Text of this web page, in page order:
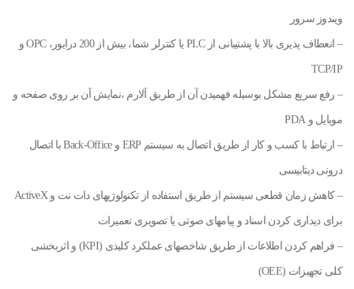
ویندوز سرور
– انعطاف پذیری بالا با پشتیبانی از PLC یا کنترلر شما، بیش از 200 درایور، OPC و
TCP/IP
– رفع سریع مشکل بوسیله فهمیدن آن از طریق آلارم ،نمایش آن بر روی صفحه و
موبایل و PDA
– ارتباط با کسب و کار از طریق اتصال به سیستم ERP و Back-Office با اتصال
درونی دیتابیسی
– کاهش زمان قطعی سیستم از طریق استفاده از تکنولوژیهای دات نت و ActiveX
برای دیداری کردن اسناد و پیامهای صوتی یا تصویری تعمیرات
– فراهم کردن اطلاعات از طریق شاخصهای عملکرد کلیدی (KPI) و اثربخشی
کلی تجهیزات (OEE)